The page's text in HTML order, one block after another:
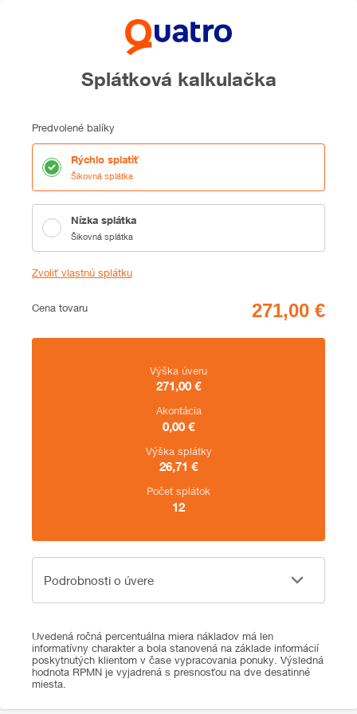
Splátková kalkulačka
Predvolené balíky
Rýchlo splatiť
Šikovná splátka
Nízka splátka
Šikovná splátka
Zvoliť vlastnú splátku
Cena
Cena tovaru
Zhrnutie
Výška úveru
271,00 €
Akontácia
0,00 €
Výška splátky
26,71 €
Počet splátok
12
Podrobnosti o úvere
Podrobnosti o úvere
Uvedená ročná percentuálna miera nákladov má len
informatívny charakter a bola stanovená na základe informácií
poskytnutých klientom v čase vypracovania ponuky. Výsledná
hodnota RPMN je vyjadrená s presnosťou na dve desatinné
miesta.